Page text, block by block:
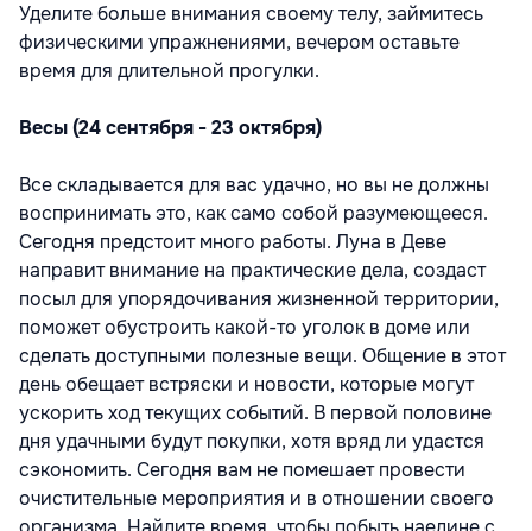
Уделите больше внимания своему телу, займитесь
физическими упражнениями, вечером оставьте
время для длительной прогулки.
Весы (24 сентября - 23 октября)
Все складывается для вас удачно, но вы не должны
воспринимать это, как само собой разумеющееся.
Сегодня предстоит много работы. Луна в Деве
направит внимание на практические дела, создаст
посыл для упорядочивания жизненной территории,
поможет обустроить какой-то уголок в доме или
сделать доступными полезные вещи. Общение в этот
день обещает встряски и новости, которые могут
ускорить ход текущих событий. В первой половине
дня удачными будут покупки, хотя вряд ли удастся
сэкономить. Сегодня вам не помешает провести
очистительные мероприятия и в отношении своего